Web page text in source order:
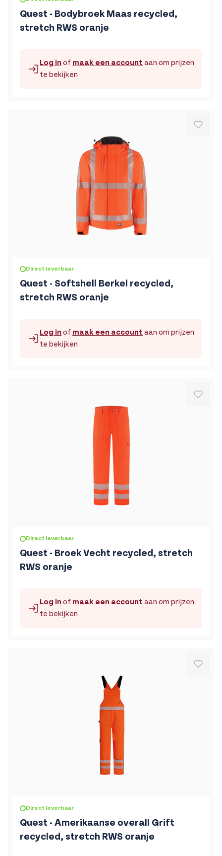
Quest - Bodybroek Maas recycled,
stretch RWS oranje
Log inof maak een account aan om prijzen
te bekijken
Direct leverbaar
Quest - Softshell Berkel recycled,
stretch RWS oranje
De prijs is afhankelijk van de gekozen opties op de
Log inof maak een account aan om prijzen
te bekijken
Direct leverbaar
Quest - Broek Vecht recycled, stretch
RWS oranje
De prijs is afhankelijk van de gekozen opties op de
Log inof maak een account aan om prijzen
te bekijken
Direct leverbaar
Quest - Amerikaanse overall Grift
recycled, stretch RWS oranje
De prijs is afhankelijk van de gekozen opties op de